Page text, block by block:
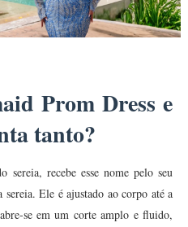
Prom Dress e
tanto?
sereia, recebe esse nome pelo seu
Ele é ajustado ao corpo até a
se em um corte amplo e fluido,